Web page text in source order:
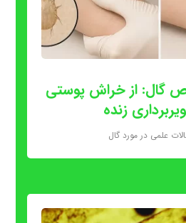
گال: از خراش پوستی
زنده
علمی در مورد گال